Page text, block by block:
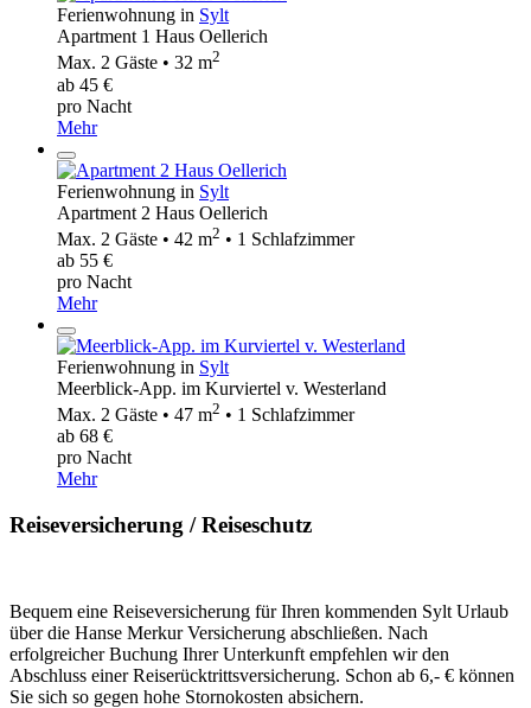
Ferienwohnung in Sylt
Apartment 1 Haus Oellerich
Max. 2 Gäste • 32 m2
ab 45 €
pro Nacht
Mehr
Ferienwohnung in Sylt
Apartment 2 Haus Oellerich
Max. 2 Gäste • 42 m2 • 1 Schlafzimmer
ab 55 €
pro Nacht
Mehr
Ferienwohnung in Sylt
Meerblick-App. im Kurviertel v. Westerland
Max. 2 Gäste • 47 m2 • 1 Schlafzimmer
ab 68 €
pro Nacht
Mehr
Reiseversicherung / Reiseschutz
Bequem eine Reiseversicherung für Ihren kommenden Sylt Urlaub
über die Hanse Merkur Versicherung abschließen. Nach
erfolgreicher Buchung Ihrer Unterkunft empfehlen wir den
Abschluss einer Reiserücktrittsversicherung. Schon ab 6,- € können
Sie sich so gegen hohe Stornokosten absichern.